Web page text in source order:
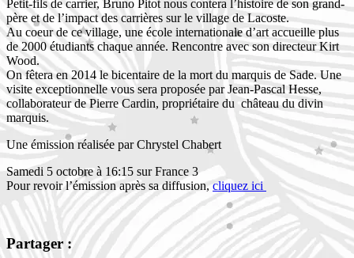
Petit-fils de carrier, Bruno Pitot nous contera l’histoire de son grand-
père et de l’impact des carrières sur le village de Lacoste.
Au coeur de ce village, une école internationale d’art accueille plus
de 2000 étudiants chaque année. Rencontre avec son directeur Kirt
Wood.
On fêtera en 2014 le bicentaire de la mort du marquis de Sade. Une
visite exceptionnelle vous sera proposée par Jean-Pascal Hesse,
collaborateur de Pierre Cardin, propriétaire du château du divin
marquis.
Une émission réalisée par Chrystel Chabert
Samedi 5 octobre à 16:15 sur France 3
Pour revoir l’émission après sa diffusion, cliquez ici
Partager :